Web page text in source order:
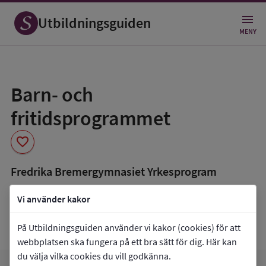
Vi använder kakor
På Utbildningsguiden använder vi kakor (cookies) för att
webbplatsen ska fungera på ett bra sätt för dig. Här kan
du välja vilka cookies du vill godkänna.
Utbildningsguiden MENY
Barn- och
fritidsprogrammet
favorite
som
favorit
Fredrika Bremergymnasiet Yrkesprogram
book_5 Inriktning som finns tillgänglig
Fritid och hälsa
Pedagogiskt och socialt arbete